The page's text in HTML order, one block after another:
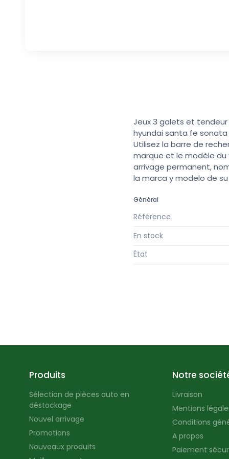
Jeux 3 galets et tendeur
hyundai santa fe
Utilisez la barre de
marque et le modèle du
arrivage permanent,
la marca y modelo de
Général
Référence
En stock
État
Produits
Sélection de pièces auto en
déstockage
Nouvel arrivage
Promotions
Nouveaux produits
Notre
Livraison
Mentions
Conditions
A propos
Paiement